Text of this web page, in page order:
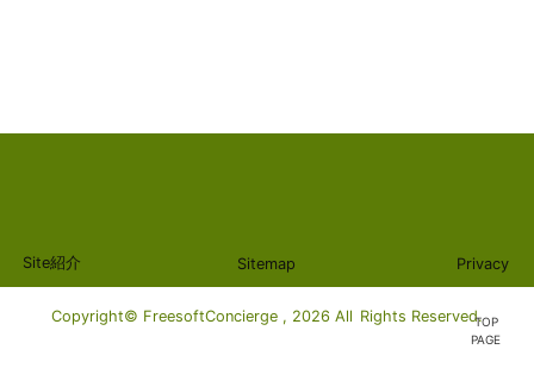
TOP
PAGE
Site紹介 Sitemap Privacy
Copyright© FreesoftConcierge , 2026 All Rights Reserved.